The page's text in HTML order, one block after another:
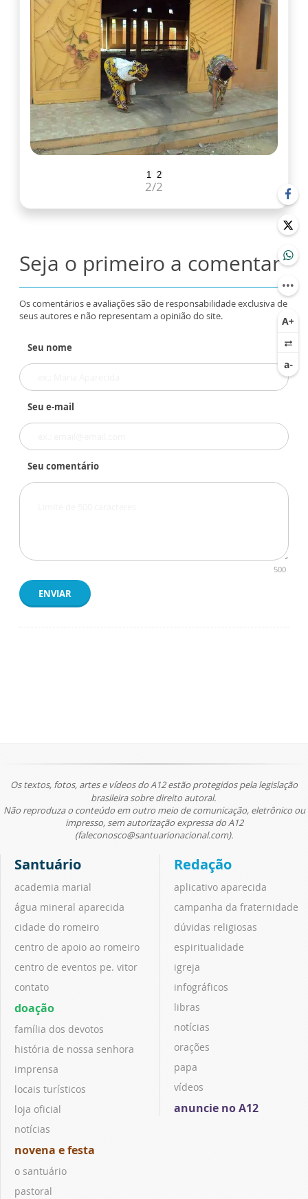
1 2
2/2
Seja o primeiro a comentar
Os comentários e avaliações são de responsabilidade exclusiva de
seus autores e não representam a opinião do site.
Seu nome
Seu e-mail
Seu comentário
500
ENVIAR
Os textos, fotos, artes e vídeos do A12 estão protegidos pela legislação
brasileira sobre direito autoral.
Não reproduza o conteúdo em outro meio de comunicação, eletrônico ou
impresso, sem autorização expressa do A12
(faleconosco@santuarionacional.com).
Santuário
academia marial
água mineral aparecida
cidade do romeiro
centro de apoio ao romeiro
centro de eventos pe. vitor
contato
doação
família dos devotos
história de nossa senhora
imprensa
locais turísticos
loja oficial
notícias
novena e festa
o santuário
pastoral
Redação
aplicativo aparecida
campanha da fraternidade
dúvidas religiosas
espiritualidade
igreja
infográficos
libras
notícias
orações
papa
vídeos
anuncie no A12